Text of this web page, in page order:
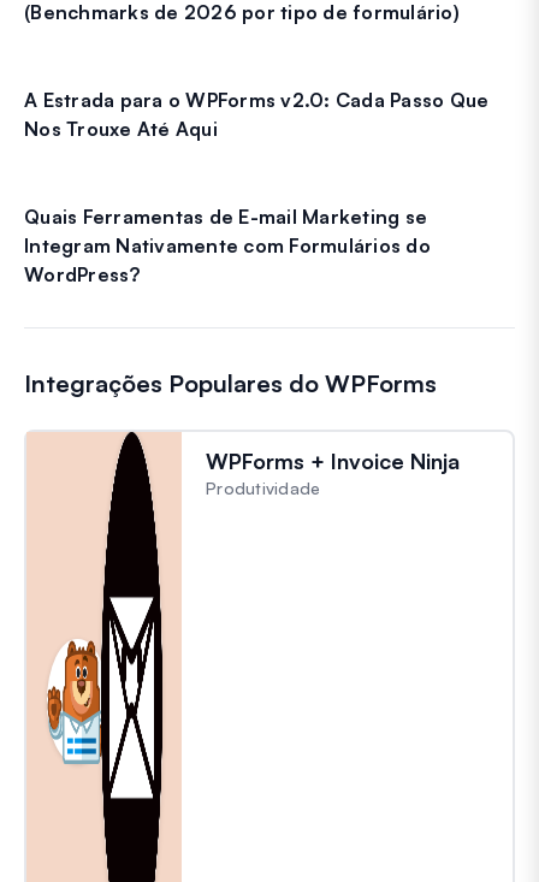
(Benchmarks de 2026 por tipo de formulário)
A Estrada para o WPForms v2.0: Cada Passo Que
Nos Trouxe Até Aqui
Quais Ferramentas de E-mail Marketing se
Integram Nativamente com Formulários do
WordPress?
Integrações Populares do WPForms
WPForms + Invoice Ninja
Produtividade